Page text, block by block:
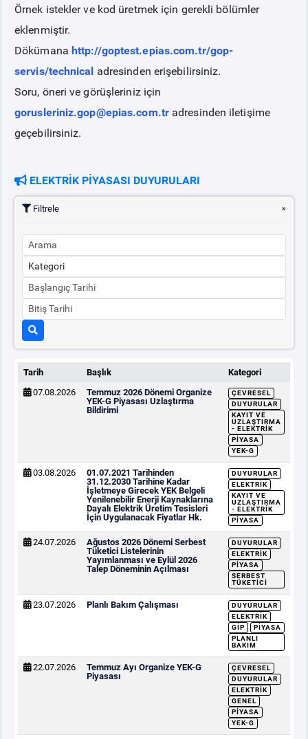
SERBEST TÜKETİCİ
MALİ UZLAŞTIRMA
BÜLTENLER
DUYURULAR
Örnek istekler ve kod üretmek için gerekli bölümler
eklenmiştir.
Dökümana http://goptest.epias.com.tr/gop-
servis/technical adresinden erişebilirsiniz.
Soru, öneri ve görüşleriniz için
gorusleriniz.gop@epias.com.tr adresinden iletişime
geçebilirsiniz.
ELEKTRİK PİYASASI DUYURULARI
Filtrele
Tarih Başlık
Kategori
07.08.2026
Temmuz 2026 Dönemi Organize
YEK-G Piyasası Uzlaştırma
Bildirimi
ÇEVRESEL
DUYURULAR
KAYIT VE
UZLAŞTIRMA
- ELEKTRIK
PIYASA
YEK-G
03.08.2026
01.07.2021 Tarihinden
31.12.2030 Tarihine Kadar
İşletmeye Girecek YEK Belgeli
Yenilenebilir Enerji Kaynaklarına
Dayalı Elektrik Üretim Tesisleri
İçin Uygulanacak Fiyatlar Hk.
DUYURULAR
ELEKTRIK
KAYIT VE
UZLAŞTIRMA
- ELEKTRIK
PIYASA
24.07.2026
Ağustos 2026 Dönemi Serbest
Tüketici Listelerinin
Yayımlanması ve Eylül 2026
Talep Döneminin Açılması
DUYURULAR
ELEKTRIK
PIYASA
SERBEST
TÜKETICI
23.07.2026 Planlı Bakım Çalışması
DUYURULAR
ELEKTRIK
GİP
PIYASA
PLANLI
BAKIM
22.07.2026
Temmuz Ayı Organize YEK-G
Piyasası
ÇEVRESEL
DUYURULAR
ELEKTRIK
GENEL
PIYASA
YEK-G